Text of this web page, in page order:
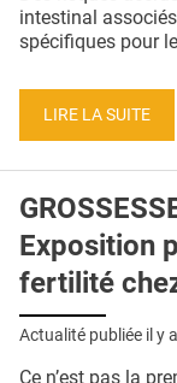
intestinal
spécifiques pour
LIRE LA SUITE
Exposition
fertilité
Actualité publiée il y a
Ce n’est pas la